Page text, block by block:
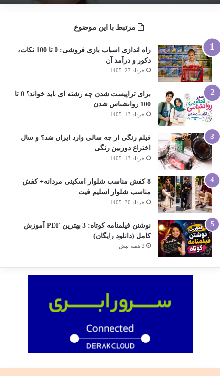
مرتبط با این موضوع
راه اندازی اسباب بازی فروشی: 0 تا 100 نکات،
دکور و درآمد آن
خرداد 27, 1405
برای تراپیست شدن چه رشته ای باید خواند؟ 0 تا
100 روانشناس شدن
خرداد 13, 1405
فیلم رنگی از چه سالی وارد ایران شد؟ و سال
اختراع دوربین رنگی
خرداد 13, 1405
8 کفش مناسب شلوار اسکینی مردانه+ کفش
مناسب شلوار اسلیم فیت
خرداد 30, 1405
نوشتن فیلمنامه کوتاه: 3 بهترین PDF آموزش
کامل (دانلود رایگان)
2 هفته پیش